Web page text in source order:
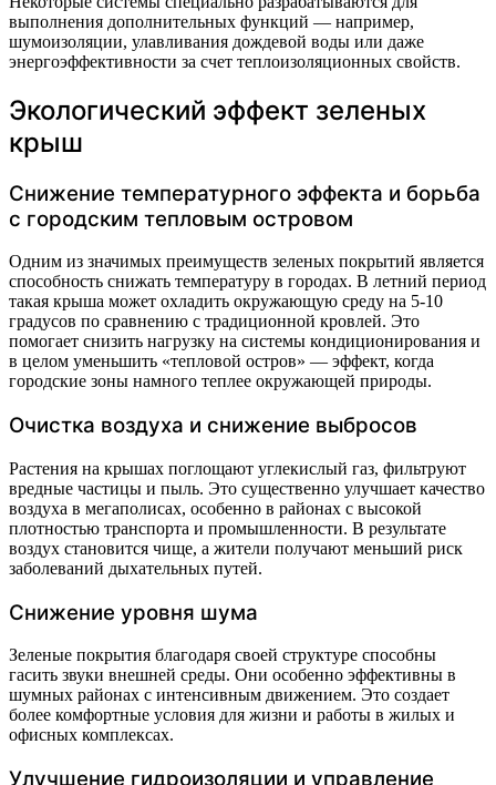
выполнения дополнительных функций — например,
шумоизоляции, улавливания дождевой воды или даже
энергоэффективности за счет теплоизоляционных свойств.
Экологический эффект зеленых
крыш
Снижение температурного эффекта и борьба
с городским тепловым островом
Одним из значимых преимуществ зеленых покрытий является
способность снижать температуру в городах. В летний период
такая крыша может охладить окружающую среду на 5-10
градусов по сравнению с традиционной кровлей. Это
помогает снизить нагрузку на системы кондиционирования и
в целом уменьшить «тепловой остров» — эффект, когда
городские зоны намного теплее окружающей природы.
Очистка воздуха и снижение выбросов
Растения на крышах поглощают углекислый газ, фильтруют
вредные частицы и пыль. Это существенно улучшает качество
воздуха в мегаполисах, особенно в районах с высокой
плотностью транспорта и промышленности. В результате
воздух становится чище, а жители получают меньший риск
заболеваний дыхательных путей.
Снижение уровня шума
Зеленые покрытия благодаря своей структуре способны
гасить звуки внешней среды. Они особенно эффективны в
шумных районах с интенсивным движением. Это создает
более комфортные условия для жизни и работы в жилых и
офисных комплексах.
Улучшение гидроизоляции и управление